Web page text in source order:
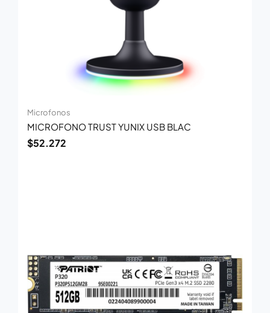
Microfonos
MICROFONO TRUST YUNIX USB BLAC
$52.272